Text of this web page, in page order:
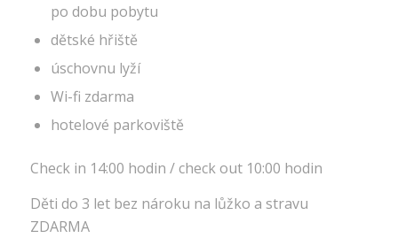
po dobu pobytu
dětské hřiště
úschovnu lyží
Wi-fi zdarma
hotelové parkoviště
Check in 14:00 hodin / check out 10:00 hodin
Děti do 3 let bez nároku na lůžko a stravu
ZDARMA